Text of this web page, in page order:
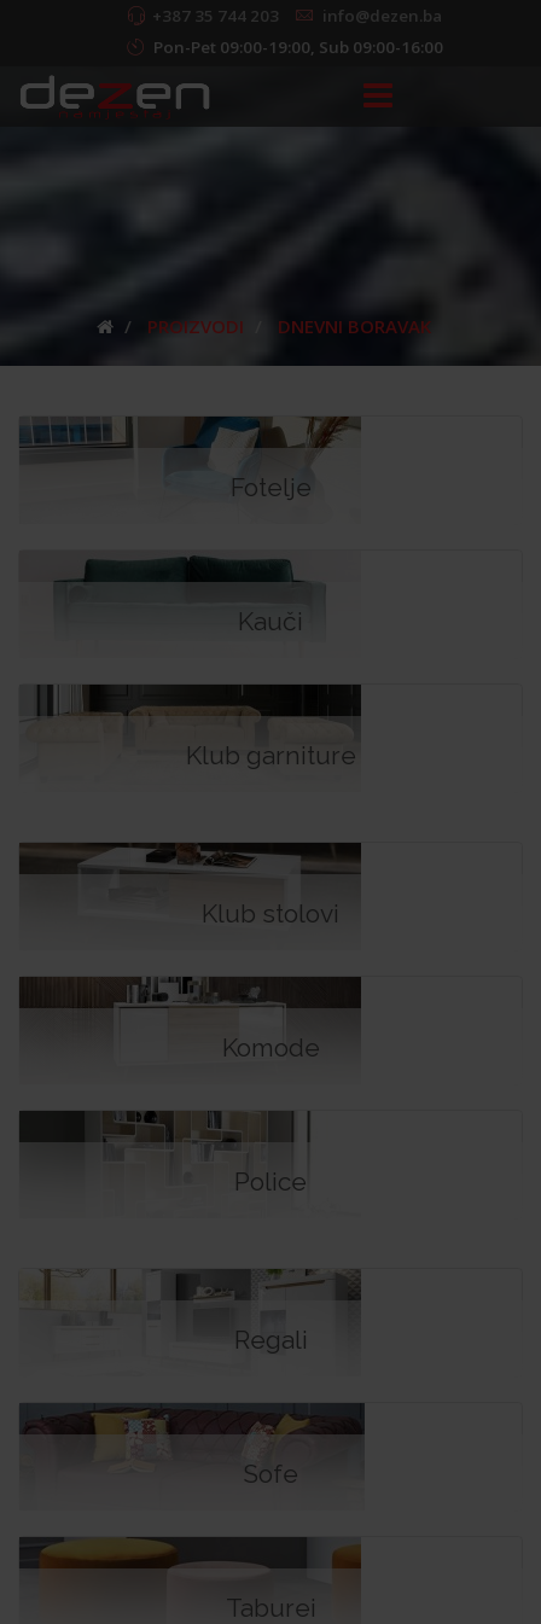
+387 35 744 203
info@dezen.ba
Pon-Pet 09:00-19:00, Sub 09:00-16:00
PROIZVODI DNEVNI BORAVAK
Fotelje
Kauči
Klub garniture
Klub stolovi
Komode
Police
Regali
Sofe
Taburei